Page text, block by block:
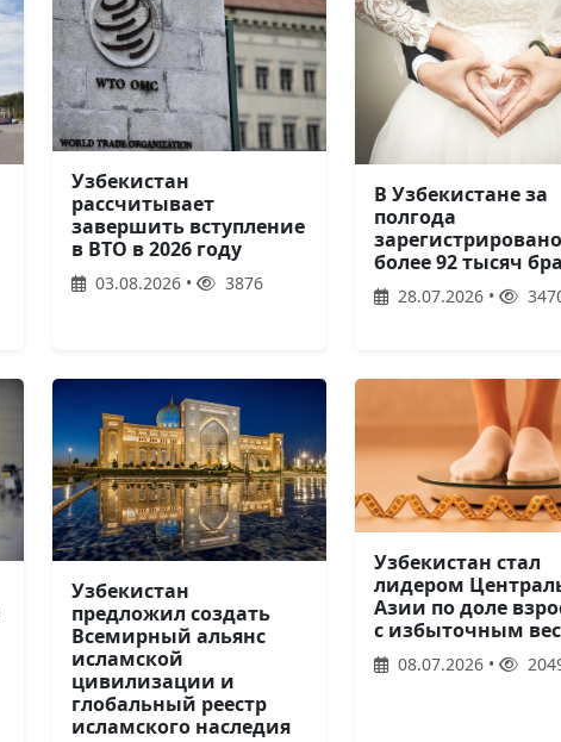
Узбекистан
рассчитывает
завершить вступление
в ВТО в 2026 году
03.08.2026 • 3876
В Узбекистане за
полгода
зарегистрировано
более 92 тысяч
28.07.2026 •
Узбекистан
предложил создать
Всемирный альянс
исламской
цивилизации и
глобальный реестр
исламского наследия
Узбекистан стал
лидером
Азии по доле
с избыточным
08.07.2026 •